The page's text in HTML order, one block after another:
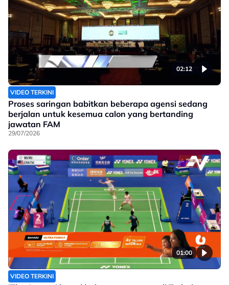
02:12
VIDEO TERKINI
Proses saringan babitkan beberapa agensi sedang
berjalan untuk kesemua calon yang bertanding
jawatan FAM
29/07/2026
01:00
VIDEO TERKINI